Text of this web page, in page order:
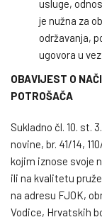
usluge,
je nužna za
održavanja,
ugovora u
OBAVIJEST O
POTROŠAČA
Sukladno čl. 10. st.
novine, br. 41/14,
kojim iznose svoje
ili na kvalitetu
na adresu FJOK,
Vodice, Hrvatskih